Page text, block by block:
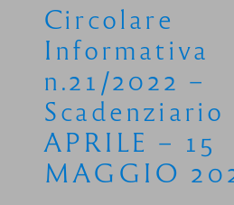
Circolare
Informativa
n.21/2022 –
Scadenziario
APRILE – 15
MAGGIO